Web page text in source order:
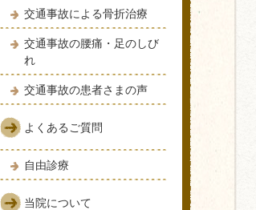
交通事故による骨折治療
交通事故の腰痛・足のしび
れ
交通事故の患者さまの声
よくあるご質問
自由診療
当院について